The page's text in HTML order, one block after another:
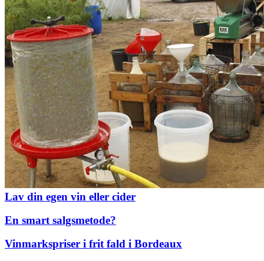
Lav din egen vin eller cider
En smart salgsmetode?
Vinmarkspriser i frit fald i Bordeaux